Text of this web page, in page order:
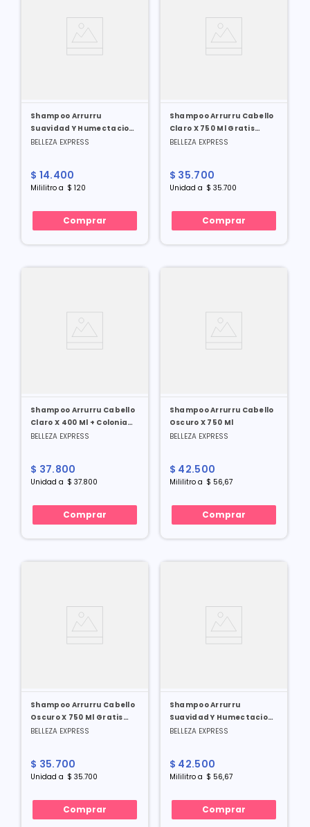
Shampoo Arrurru
Suavidad Y Humectacion
X 120 Ml
BELLEZA EXPRESS
$ 14.400
Mililitro a $ 120
Comprar
Shampoo Arrurru Cabello
Claro X 750 Ml Gratis
Toallas Humedas X 20 Und
BELLEZA EXPRESS
$ 35.700
Unidad a $ 35.700
Comprar
Shampoo Arrurru Cabello
Claro X 400 Ml + Colonia
Arrurru Rosada X 120 Ml
BELLEZA EXPRESS
$ 37.800
Unidad a $ 37.800
Comprar
Shampoo Arrurru Cabello
Oscuro X 750 Ml
BELLEZA EXPRESS
$ 42.500
Mililitroa $ 56,67
Comprar
Shampoo Arrurru Cabello
Oscuro X 750 Ml Gratis
Toallas Humedas X 20 Und
BELLEZA EXPRESS
$ 35.700
Unidad a $ 35.700
Comprar
Shampoo Arrurru
Suavidad Y Humectacion
X 750 Ml
BELLEZA EXPRESS
$ 42.500
Mililitroa $ 56,67
Comprar